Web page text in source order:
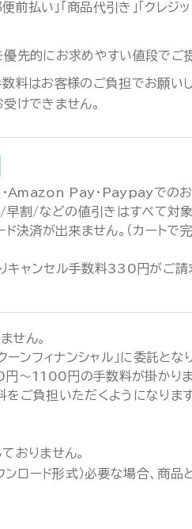
払い」「商品代引き」「クレジッ
優先的にお求めやすい値段でご
料はお客様のご負担でお願いし
けできません。
Pay・Paypayでのお
割/などの値引きはすべて対象
決済が出来ません。（カートで
キャンセル手数料330円がご
せん。
ンフィナンシャル」に委託となり
～1100円の手数料が掛かりま
ご負担いただくようになります
おりません。
ンロード形式）必要な場合、商品